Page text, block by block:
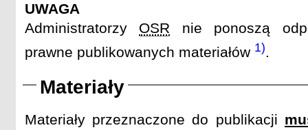
UWAGA
Administratorzy OSR nie ponoszą
prawne publikowanych materiałów 1).
Materiały
Materiały przeznaczone do publikacji